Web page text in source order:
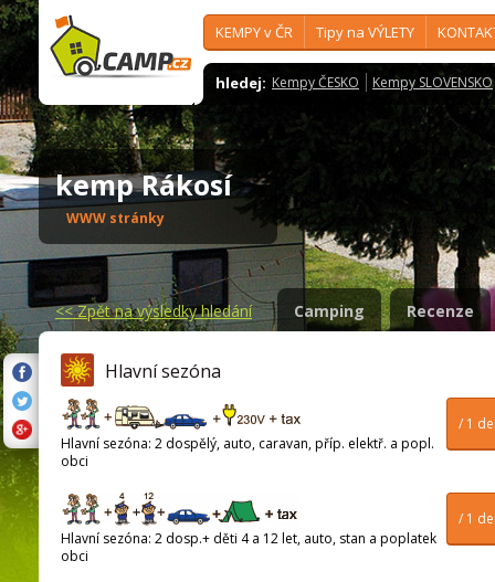
KEMPY v ČR Tipy na VÝLETY
hledej: Kempy ČESKO Kempy SLOVENSKO
kemp Rákosí
WWW stránky
<<Zpět na výsledky hledání Camping Recenze
Hlavní sezóna
/ 1
Hlavní sezóna: 2 dospělý, auto, caravan, příp. elektř. a popl.
obci
/ 1
Hlavní sezóna: 2 dosp.+ děti 4 a 12 let, auto, stan a poplatek
obci